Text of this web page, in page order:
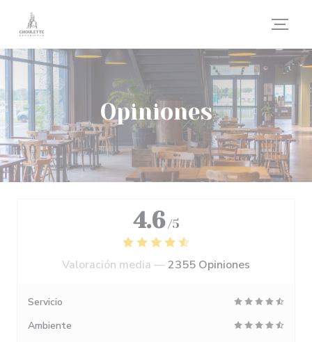
Personalización de sus opciones de cookies
Opiniones
4.6 /5
Valoración media —2355 Opiniones
Servicio
Ambiente